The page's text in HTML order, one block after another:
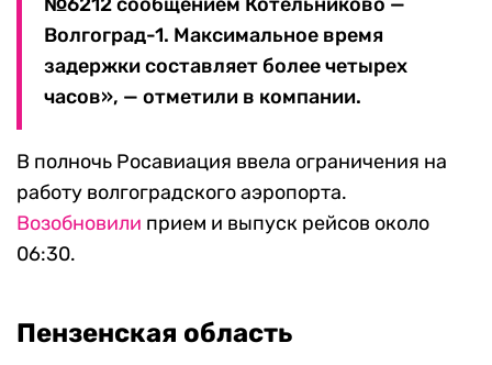
Волгоград-1. Максимальное время
задержки составляет более четырех
часов», — отметили в компании.
В полночь Росавиация ввела ограничения на
работу волгоградского аэропорта.
Возобновили прием и выпуск рейсов около
06:30.
Пензенская область